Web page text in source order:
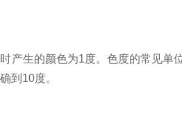
生的颜色为1度。色度的常见
到10度。